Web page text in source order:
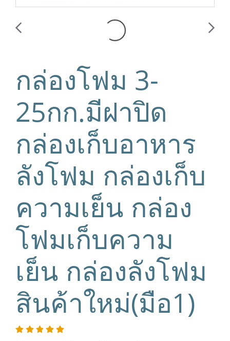
กล่องโฟม 3-
25กก.มีฝาปิด
กล่องเก็บอาหาร
ลังโฟม กล่องเก็บ
ความเย็น กล่อง
โฟมเก็บความ
เย็น กล่องลังโฟม
สินค้าใหม่(มือ1)